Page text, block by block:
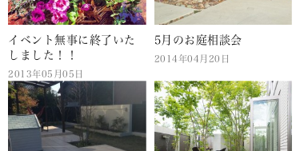
イベント無事に終了いた
しました！！
2013年05月05日
5月のお庭相談会
2014年04月20日